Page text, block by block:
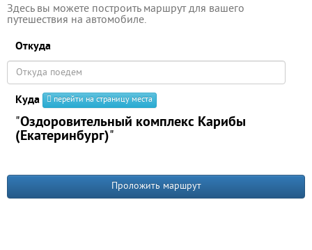
Здесь вы можете построить маршрут для вашего
путешествия на автомобиле.
Откуда
Куда перейти на страницу места
"Оздоровительный комплекс Карибы
(Екатеринбург)"
Проложить маршрут